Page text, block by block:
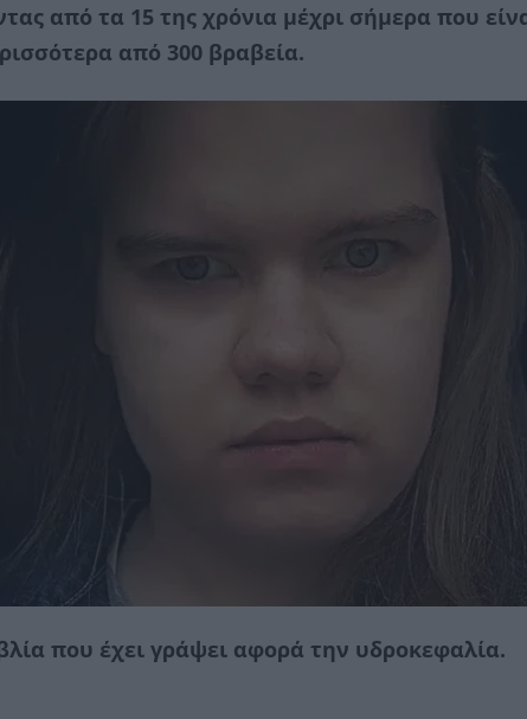
από τα 15 της χρόνια μέχρι σήμερα που
από 300 βραβεία.
που έχει γράψει αφορά την υδροκεφαλία.